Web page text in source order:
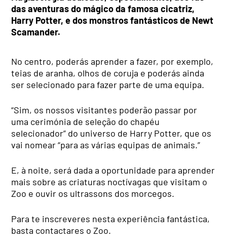
das aventuras do mágico da famosa cicatriz,
Harry Potter, e dos monstros fantásticos de Newt
Scamander.
No centro, poderás aprender a fazer, por exemplo,
teias de aranha, olhos de coruja e poderás ainda
ser selecionado para fazer parte de uma equipa.
“Sim, os nossos visitantes poderão passar por
uma cerimónia de seleção do chapéu
selecionador” do universo de Harry Potter, que os
vai nomear “para as várias equipas de animais.”
E, à noite, será dada a oportunidade para aprender
mais sobre as criaturas noctívagas que visitam o
Zoo e ouvir os ultrassons dos morcegos.
Para te inscreveres nesta experiência fantástica,
basta contactares o Zoo.